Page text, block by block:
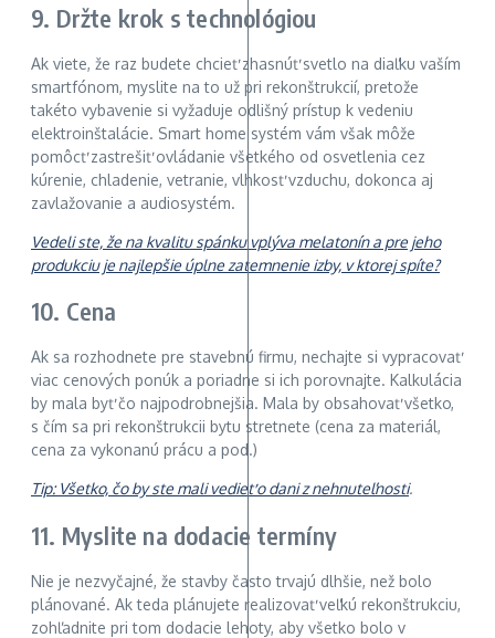
9. Držte krok s technológiou
Ak viete, že raz budete chcieť zhasnúť svetlo na diaľku vaším
smartfónom, myslite na to už pri rekonštrukcií, pretože
takéto vybavenie si vyžaduje odlišný prístup k vedeniu
elektroinštalácie. Smart home systém vám však môže
pomôcť zastrešiť ovládanie všetkého od osvetlenia cez
kúrenie, chladenie, vetranie, vlhkosť vzduchu, dokonca aj
zavlažovanie a audiosystém.
Vedeli ste, že na kvalitu spánku vplýva melatonín a pre jeho
produkciu je najlepšie úplne zatemnenie izby, v ktorej spíte?
10. Cena
Ak sa rozhodnete pre stavebnú firmu, nechajte si vypracovať
viac cenových ponúk a poriadne si ich porovnajte. Kalkulácia
by mala byť čo najpodrobnejšia. Mala by obsahovať všetko,
s čím sa pri rekonštrukcii bytu stretnete (cena za materiál,
cena za vykonanú prácu a pod.)
Tip: Všetko, čo by ste mali vedieť o dani z nehnuteľnosti.
11. Myslite na dodacie termíny
Nie je nezvyčajné, že stavby často trvajú dlhšie, než bolo
plánované. Ak teda plánujete realizovať veľkú rekonštrukciu,
zohľadnite pri tom dodacie lehoty, aby všetko bolo v